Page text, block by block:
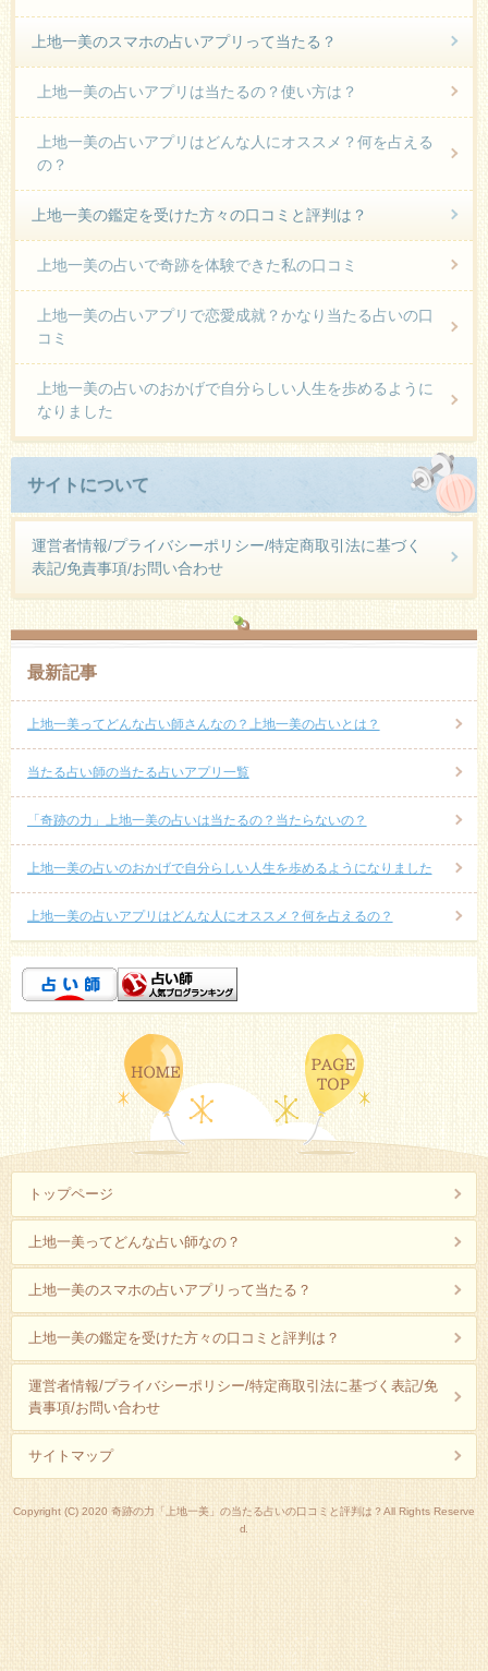
上地一美のスマホの占いアプリって当たる？
上地一美の占いアプリは当たるの？使い方は？
上地一美の占いアプリはどんな人にオススメ？何を占える
の？
上地一美の鑑定を受けた方々の口コミと評判は？
上地一美の占いで奇跡を体験できた私の口コミ
上地一美の占いアプリで恋愛成就？かなり当たる占いの口
コミ
上地一美の占いのおかげで自分らしい人生を歩めるように
なりました
サイトについて
運営者情報/プライバシーポリシー/特定商取引法に基づく
表記/免責事項/お問い合わせ
最新記事
上地一美ってどんな占い師さんなの？上地一美の占いとは？
当たる占い師の当たる占いアプリ一覧
「奇跡の力」上地一美の占いは当たるの？当たらないの？
上地一美の占いのおかげで自分らしい人生を歩めるようになりました
上地一美の占いアプリはどんな人にオススメ？何を占えるの？
トップページ
上地一美ってどんな占い師なの？
上地一美のスマホの占いアプリって当たる？
上地一美の鑑定を受けた方々の口コミと評判は？
運営者情報/プライバシーポリシー/特定商取引法に基づく表記/免
責事項/お問い合わせ
サイトマップ
Copyright (C) 2020 奇跡の力「上地一美」の当たる占いの口コミと評判は？All Rights Reserve
d.